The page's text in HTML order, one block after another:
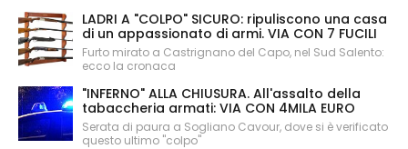
LADRI A "COLPO" SICURO: ripuliscono una casa
di un appassionato di armi. VIA CON 7 FUCILI
Furto mirato a Castrignano del Capo, nel Sud Salento:
ecco la cronaca
"INFERNO" ALLA CHIUSURA. All'assalto della
tabaccheria armati: VIA CON 4MILA EURO
Serata di paura a Sogliano Cavour, dove si è verificato
questo ultimo "colpo"